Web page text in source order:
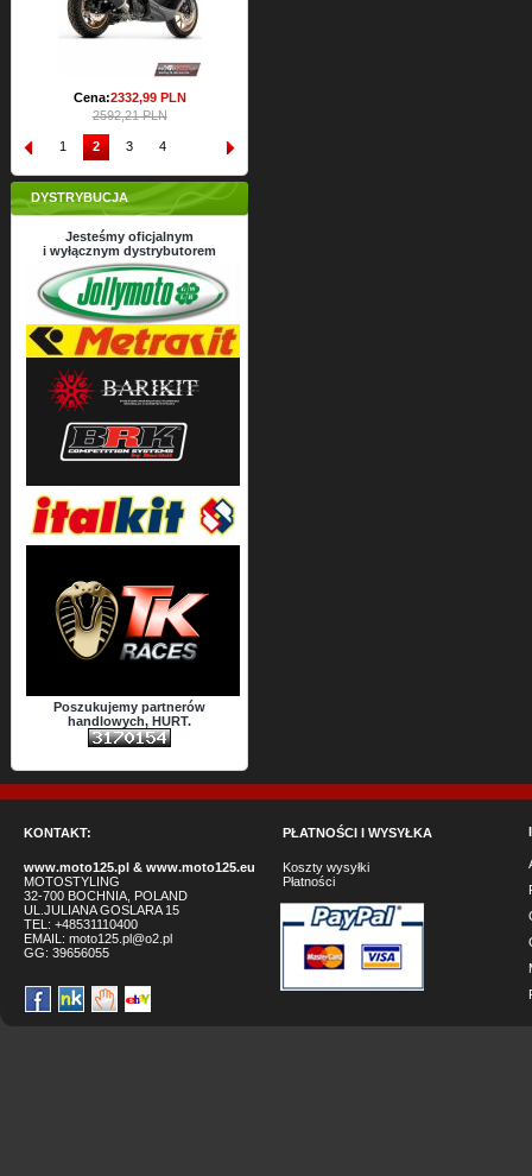
Cena:2332,99PLN
2592,21 PLN
1 2 3 4
DYSTRYBUCJA
Jesteśmy oficjalnym
i wyłącznym dystrybutorem
Poszukujemy partnerów
handlowych, HURT.
KONTAKT:
www.moto125.pl & www.moto125.eu
MOTOSTYLING
32-700 BOCHNIA, POLAND
UL.JULIANA GOSLARA 15
TEL: +48531110400
EMAIL: moto125.pl@o2.pl
GG: 39656055
PŁATNOŚCI I WYSYŁKA
Koszty wysyłki
Płatności